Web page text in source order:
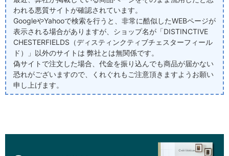
われる悪質サイトが確認されています。
GoogleやYahooで検索を行うと、非常に酷似したWEBページが
表示される場合がありますが、ショップ名が「DISTINCTIVE
CHESTERFIELDS（ディスティンクティブチェスターフィール
ド）」以外のサイトは 弊社とは無関係です。
偽サイトで注文した場合、代金を振り込んでも商品が届かない
恐れがございますので、くれぐれもご注意頂きますようお願い
申し上げます。